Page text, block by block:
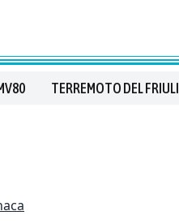
TERREMOTO DEL FRIULI